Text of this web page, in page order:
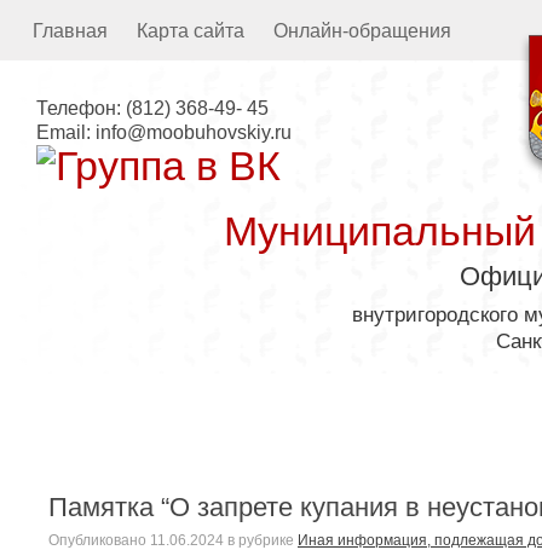
Главная Карта сайта Онлайн-обращения
Телефон: (812) 368-49- 45
Email: info@moobuhovskiy.ru
внутригородского
Памятка “О запрете купания в
Опубликовано 11.06.2024 в рубрике Иная информация, подлежащая